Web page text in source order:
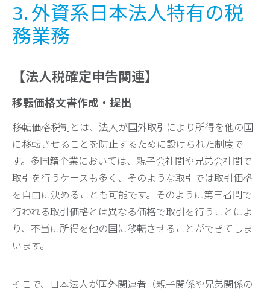
3. 外資系日本法人特有の税
務業務
【法人税確定申告関連】
移転価格文書作成・提出
移転価格税制とは、法人が国外取引により所得を他の国
に移転させることを防止するために設けられた制度で
す。多国籍企業においては、親子会社間や兄弟会社間で
取引を行うケースも多く、そのような取引では取引価格
を自由に決めることも可能です。そのように第三者間で
行われる取引価格とは異なる価格で取引を行うことによ
り、不当に所得を他の国に移転させることができてしま
います。
そこで、日本法人が国外関連者（親子関係や兄弟関係の